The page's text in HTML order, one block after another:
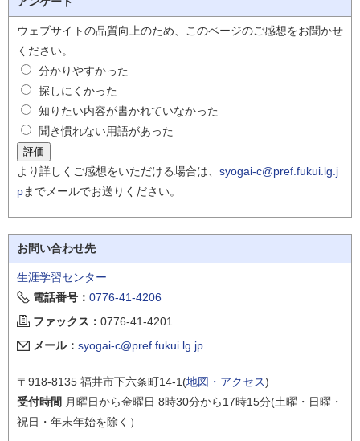
ウェブサイトの品質向上のため、このページのご感想をお聞かせ
ください。
分かりやすかった
探しにくかった
知りたい内容が書かれていなかった
聞き慣れない用語があった
より詳しくご感想をいただける場合は、 syogai-c@pref.fukui.lg.j
pまでメールでお送りください。
お問い合わせ先
生涯学習センター
電話番号： 0776-41-4206
ファックス： 0776-41-4201
メール： syogai-c@pref.fukui.lg.jp
〒918-8135 福井市下六条町14-1(地図・アクセス)
受付時間 月曜日から金曜日 8時30分から17時15分(土曜・日曜・
祝日・年末年始を除く）